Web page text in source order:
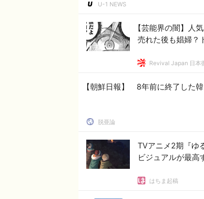
U-1 NEWS
【芸能界の闇】人
売れた後も娼婦？
Revival Japan 日本
【朝鮮日報】 8年前に終了した
脱亜論
TVアニメ2期『ゆ
ビジュアルが最高
はちま起稿